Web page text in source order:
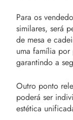
Para os
similares, será
de mesa e
uma família por
garantindo a
Outro ponto
poderá ser
estética